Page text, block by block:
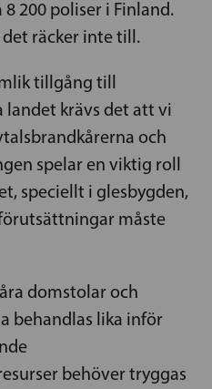
200 poliser i Finland.
det räcker inte till.
tillgång till
krävs det att vi
och
spelar en viktig roll
speciellt i glesbygden,
måste
domstolar och
behandlas lika inför
behöver tryggas